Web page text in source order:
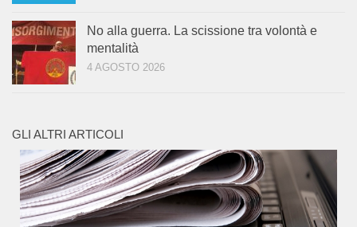
No alla guerra. La scissione tra volontà e
mentalità
4 AGOSTO 2026
GLI ALTRI ARTICOLI